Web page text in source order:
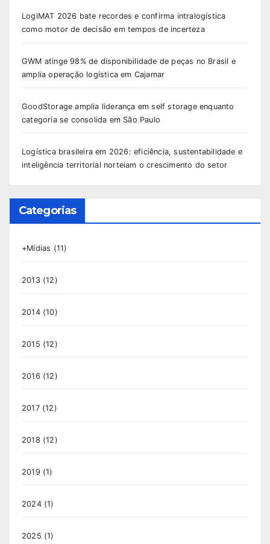
LogiMAT 2026 bate recordes e confirma intralogística
como motor de decisão em tempos de incerteza
GWM atinge 98% de disponibilidade de peças no Brasil e
amplia operação logística em Cajamar
GoodStorage amplia liderança em self storage enquanto
categoria se consolida em São Paulo
Logística brasileira em 2026: eficiência, sustentabilidade e
inteligência territorial norteiam o crescimento do setor
Categorias
+Mídias (11)
2013(12)
2014(10)
2015 (12)
2016 (12)
2017(12)
2018 (12)
2019 (1)
2024(1)
2025 (1)